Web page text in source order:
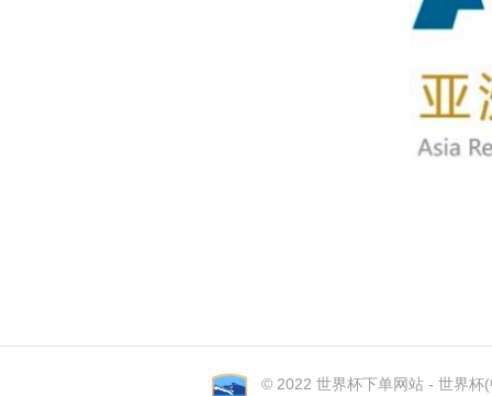
© 2022 世界杯下单网站 - 世界